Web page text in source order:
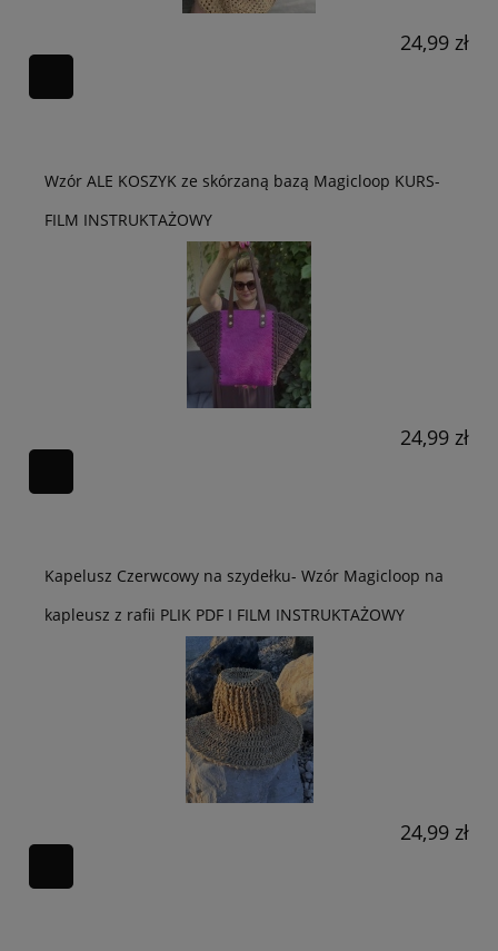
24,99 zł
Wzór ALE KOSZYK ze skórzaną bazą Magicloop KURS-
FILM INSTRUKTAŻOWY
24,99 zł
Kapelusz Czerwcowy na szydełku- Wzór Magicloop na
kapleusz z rafii PLIK PDF I FILM INSTRUKTAŻOWY
24,99 zł